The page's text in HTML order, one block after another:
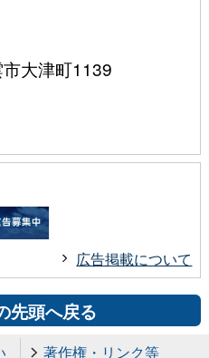
大津町1139
広告掲載について
先頭へ戻る
著作権・リンク等